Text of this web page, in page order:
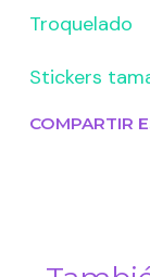
Troquelado
Stickers
COMPARTIR